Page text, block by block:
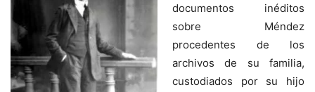
documentos inéditos
sobre Méndez
procedentes de los
archivos de su familia,
custodiados por su hijo